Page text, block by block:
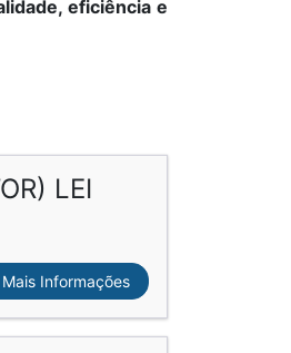
eficiência e
LEI
Mais Informações